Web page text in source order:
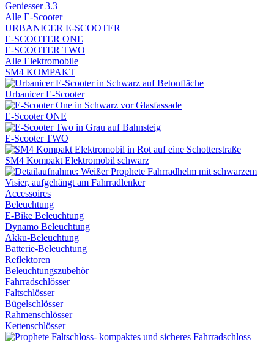
Geniesser 3.3
Alle E-Scooter
URBANICER E-SCOOTER
E-SCOOTER ONE
E-SCOOTER TWO
Alle Elektromobile
SM4 KOMPAKT
Urbanicer E-Scooter
E-Scooter ONE
E-Scooter TWO
SM4 Kompakt Elektromobil schwarz
Accessoires
Beleuchtung
E-Bike Beleuchtung
Dynamo Beleuchtung
Akku-Beleuchtung
Batterie-Beleuchtung
Reflektoren
Beleuchtungszubehör
Fahrradschlösser
Faltschlösser
Bügelschlösser
Rahmenschlösser
Kettenschlösser